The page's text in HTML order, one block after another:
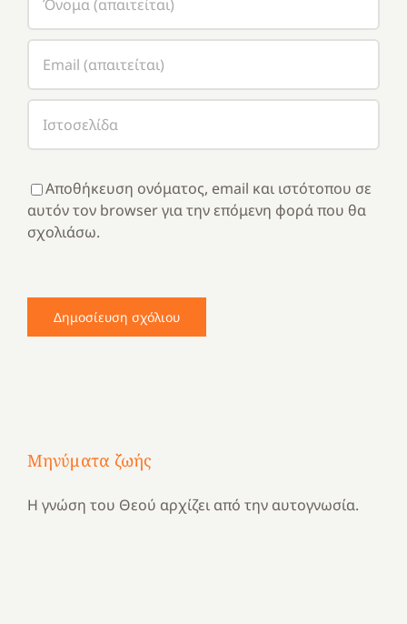
Αποθήκευση ονόματος, email και ιστότοπου σε
αυτόν τον browser για την επόμενη φορά που θα
σχολιάσω.
Μηνύματα ζωής
Η γνώση του Θεού αρχίζει από την αυτογνωσία.